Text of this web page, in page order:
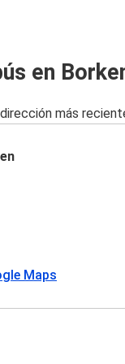
en
más
Maps